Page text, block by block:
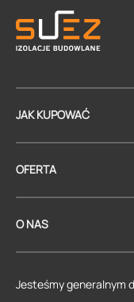
JAK KUPOWAĆ
OFERTA
O NAS
Jesteśmy generalnym